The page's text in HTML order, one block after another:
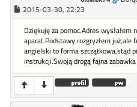
2015-03-30, 22:23
Dziękuję za pomoc.Adres wysłałem
aparat.Podstawy rozgryzłem już,ale
angielski to forma szczątkowa,stąd
instrukcji.Swoją drogą fajna